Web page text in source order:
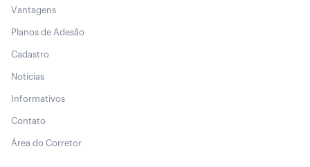
Vantagens
Planos de Adesão
Cadastro
Notícias
Informativos
Contato
Área do Corretor